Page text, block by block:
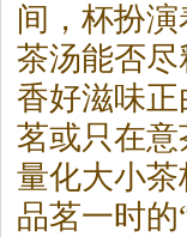
间，杯扮演
茶汤能否尽
香好滋味
茗或只在意
量化大小茶
品茗一时的